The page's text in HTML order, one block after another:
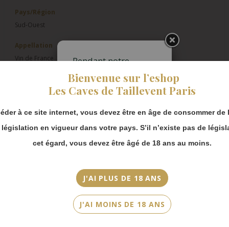
Bienvenue sur l’eshop
Les Caves de Taillevent Paris
à ce site internet, vous devez être en âge de consommer de
législation en vigueur dans votre pays. S’il n’existe pas de
cet égard, vous devez être âgé de 18 ans au moins.
J'AI PLUS DE 18 ANS
J'AI MOINS DE 18 ANS
Pays/Région
Sud-Ouest
Appellation
Vin de France
Couleur
Rouge
Cépage(s)
Pendant notre
fermeture estivale,
vous pouvez
continuer à passer
Merci de bien
prendre en compte :
Les envois
partir du 31 août.
Les commandes
en click-and-
collect (cave
Faubourg Saint-